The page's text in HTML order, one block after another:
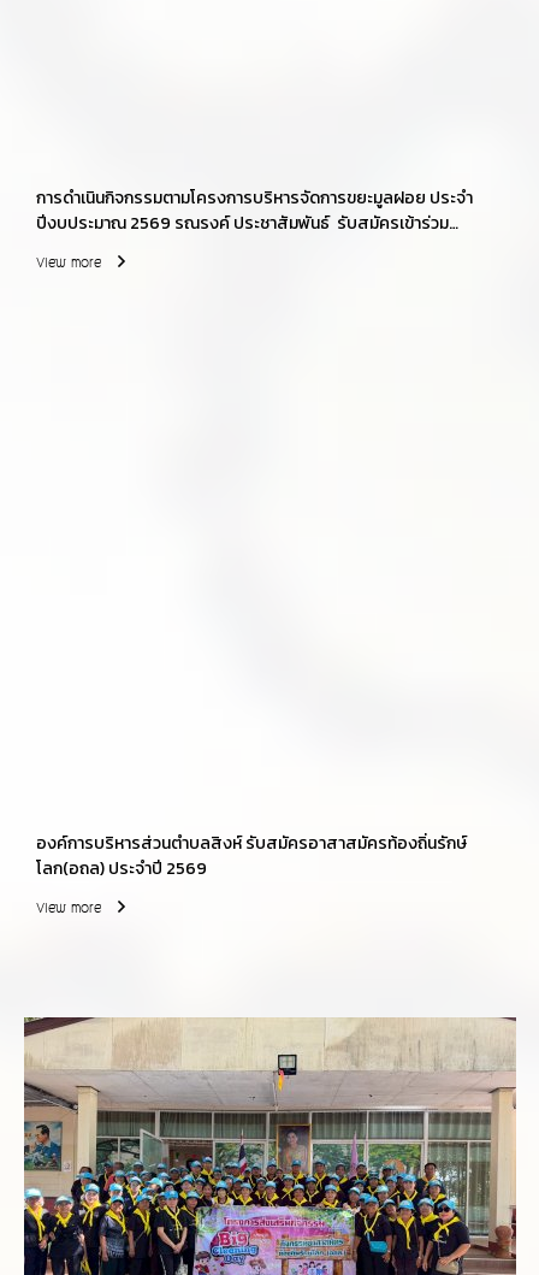
การดำเนินกิจกรรมตามโครงการบริหารจัดการขยะมูลฝอย ประจำ
ปีงบประมาณ 2569 รณรงค์ ประชาสัมพันธ์ รับสมัครเข้าร่วม
ผู้บริหาร ปลัด อบต.สิงห์ พนักงานเจ้าหน้าที่ ผู้ใหญ่บ้าน ส.อบต. สมาชิก
View more
องค์การบริหารส่วนตำบลสิงห์ รับสมัครอาสาสมัครท้องถิ่นรักษ์
โลก(อถล) ประจำปี 2569
View more